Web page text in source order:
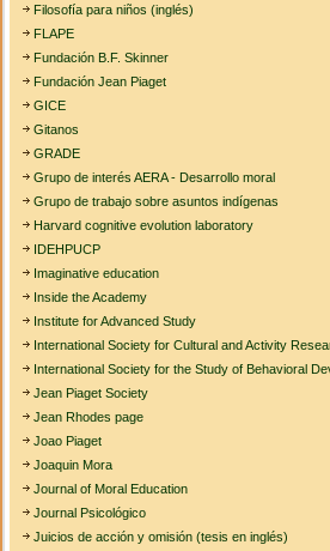
Filosofía para niños (inglés)
FLAPE
Fundación B.F. Skinner
Fundación Jean Piaget
GICE
Gitanos
GRADE
Grupo de interés AERA - Desarrollo moral
Grupo de trabajo sobre asuntos indígenas
Harvard cognitive evolution laboratory
IDEHPUCP
Imaginative education
Inside the Academy
Institute for Advanced Study
International Society for Cultural and Activity
International Society for the Study of Behavioral
Jean Piaget Society
Jean Rhodes page
Joao Piaget
Joaquin Mora
Journal of Moral Education
Journal Psicológico
Juicios de acción y omisión (tesis en inglés)